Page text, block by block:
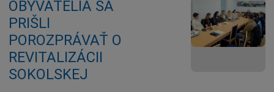
OBYVATELIA SA
PRIŠLI
POROZPRÁVAŤ O
REVITALIZÁCII
SOKOLSKEJ